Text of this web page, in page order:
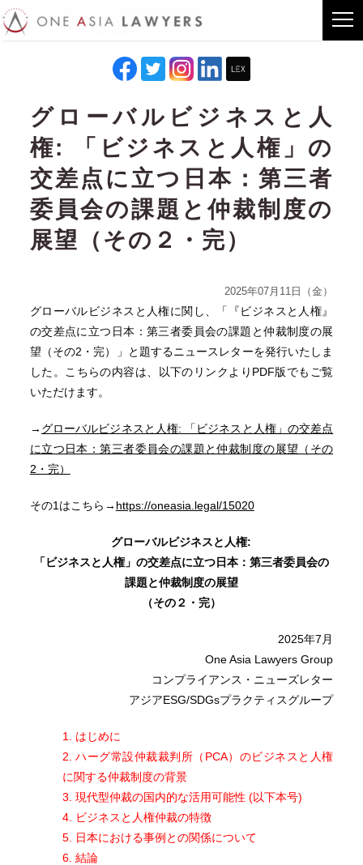
グローバルビジネスと人
権: 「ビジネスと人権」の
交差点に立つ日本：第三者
委員会の課題と仲裁制度の
展望（その２・完）
2025年07月11日（金）
グローバルビジネスと人権に関し、「『ビジネスと人権』
の交差点に立つ日本：第三者委員会の課題と仲裁制度の展
望（その2・完）」と題するニュースレターを発行いたしま
した。こちらの内容は、以下のリンクよりPDF版でもご覧
いただけます。
→ グローバルビジネスと人権: 「ビジネスと人権」の交差点
に立つ日本：第三者委員会の課題と仲裁制度の展望（その
2・完）
その1はこちら→ https://oneasia.legal/15020
グローバルビジネスと人権:
「ビジネスと人権」の交差点に立つ日本：第三者委員会の
課題と仲裁制度の展望
（その２・完）
2025年7月
One Asia Lawyers Group
コンプライアンス・ニューズレター
アジアESG/SDGsプラクティスグループ
1. はじめに
2. ハーグ常設仲裁裁判所（PCA）のビジネスと人権
に関する仲裁制度の背景
3. 現代型仲裁の国内的な活用可能性 (以下本号)
4. ビジネスと人権仲裁の特徴
5. 日本における事例との関係について
6. 結論